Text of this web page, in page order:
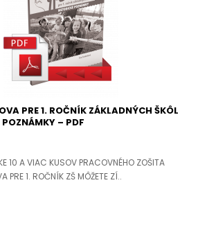
PRE 1. ROČNÍK ZÁKLADNÝCH ŠKÔL
– PDF
10 A VIAC KUSOV PRACOVNÉHO ZOŠITA
PRE 1. ROČNÍK ZŠ MÔŽETE ZÍ..